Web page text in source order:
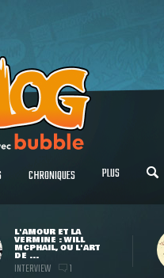
CHRONIQUES PLUS
L'AMOUR ET LA
VERMINE : WILL
MCPHAIL, OU L'ART
DE ...
INTERVIEW 1